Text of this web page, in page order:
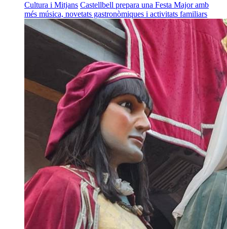
Cultura i Mitjans Castellbell prepara una Festa Major amb
més música, novetats gastronòmiques i activitats familiars